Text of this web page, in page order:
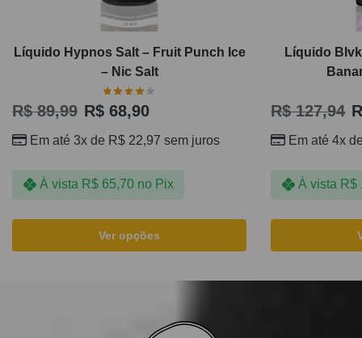
Líquido Hypnos Salt – Fruit Punch Ice
– Nic Salt
R$89,99 R$ 68,90
Em até 3x de R$ 22,97 sem juros
À vista R$65,70 no Pix
Ver opções
Líquido
R$127,94
Em até 4x
À vista R$